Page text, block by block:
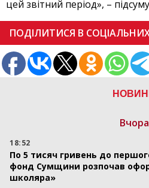
Вчора
18:52
По 5 тисяч гривень до
фонд Сумщини розпочав
школяра»
цей звітний період», –
ПОДІЛИТИСЯ В